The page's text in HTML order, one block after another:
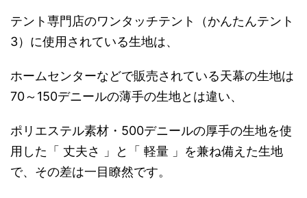
テント専門店のワンタッチテント（かんたんテント
3）に使用されている生地は、
ホームセンターなどで販売されている天幕の生地は
70～150デニールの薄手の生地とは違い、
ポリエステル素材・500デニールの厚手の生地を使
用した「 丈夫さ 」と「 軽量 」を兼ね備えた生地
で、その差は一目瞭然です。